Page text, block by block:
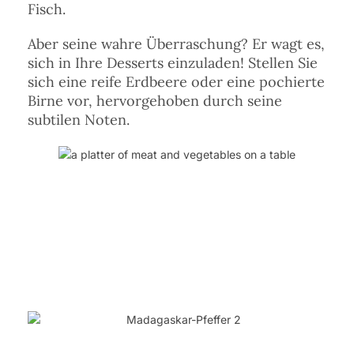
Fisch.
Aber seine wahre Überraschung? Er wagt es,
sich in Ihre Desserts einzuladen! Stellen Sie
sich eine reife Erdbeere oder eine pochierte
Birne vor, hervorgehoben durch seine
subtilen Noten.